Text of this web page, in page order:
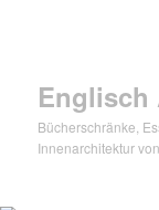
Englisch
Bücherschränke,
Innenarchitektur